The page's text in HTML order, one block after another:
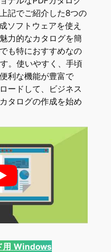
記でご紹介した8つの
ソフトウェアを使え
力的なカタログを簡
も特におすすめなの
。使いやすく、手頃
利な機能が豊富で
ードして、ビジネス
タログの作成を始め
用 Windows